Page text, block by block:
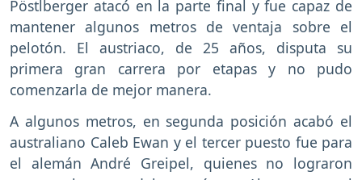
Pöstlberger atacó en la parte final y fue capaz de
mantener algunos metros de ventaja sobre el
pelotón. El austriaco, de 25 años, disputa su
primera gran carrera por etapas y no pudo
comenzarla de mejor manera.
A algunos metros, en segunda posición acabó el
australiano Caleb Ewan y el tercer puesto fue para
el alemán André Greipel, quienes no lograron